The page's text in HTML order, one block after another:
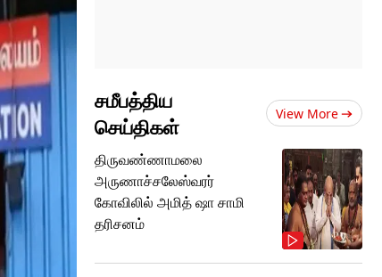
சமீபத்திய
செய்திகள்
View More
திருவண்ணாமலை
அருணாச்சலேஸ்வரர்
கோவிலில் அமித் ஷா சாமி
தரிசனம்